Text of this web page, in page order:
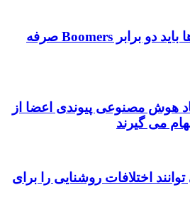
چرا Millennials ها باید دو برابر Boomers صرفه
هوش مصنوعی پیوندی اعضا از
می گیرند
اختلافات روشنایی را برای